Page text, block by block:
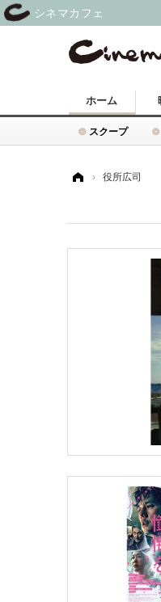
ホーム
スクープ
› 役所広司
シネマカフェ